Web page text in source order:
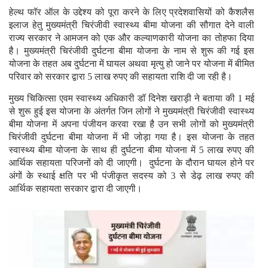
हेल्थ फॉर ऑल के उद्देश्य को पूरा करने के लिए प्रदेशवासियों को कैशलैस
इलाज हेतु मुख्यमंत्री चिरंजीवी स्वास्थ्य बीमा योजना की सौगात देने वाली
राज्य सरकार ने आमजन को एक और कल्याणकारी योजना का तोहफा दिया
है। मुख्यमंत्री चिरंजीवी दुर्घटना बीमा योजना के नाम से शुरू की गई इस
योजना के तहत अब दुर्घटना में घायल अथवा मृत्यु हो जाने पर योजना में बीमित
परिवार को सरकार द्वारा 5 लाख रुपए की सहायता राशि दी जा रही है।
मुख्य चिकित्सा एवम स्वास्थ्य अधिकारी डॉ दिनेश खराड़ी ने बताया की 1 मई
से शुरू हुई इस योजना के अंतर्गत जिन लोगों ने मुख्यमंत्री चिरंजीवी स्वास्थ्य
बीमा योजना में अपना पंजीयन करवा रखा है उन सभी लोगों को मुख्यमंत्री
चिरंजीवी दुर्घटना बीमा योजना में भी जोड़ा गया है। इस योजना के तहत
स्वास्थ्य बीमा योजना के साथ ही दुर्घटना बीमा योजना में 5 लाख रुपए की
आर्थिक सहायता परिजनों को दी जाएगी। दुर्घटना के दौरान घायल होने पर
अंगों के स्थाई क्षति पर भी पंजीकृत सदस्य को 3 से डेढ़ लाख रुपए की
आर्थिक सहायता सरकार द्वारा दी जाएगी।